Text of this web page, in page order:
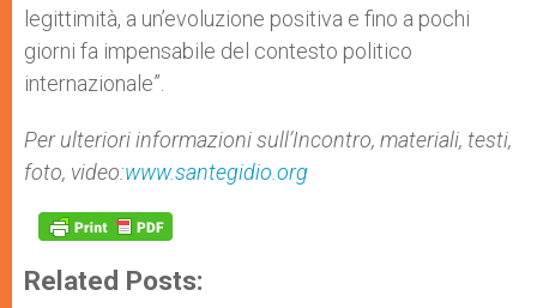
legittimità, a un’evoluzione positiva e fino a pochi
giorni fa impensabile del contesto politico
internazionale”.
Per ulteriori informazioni sull’Incontro, materiali, testi,
foto, video:www.santegidio.org
Related Posts: